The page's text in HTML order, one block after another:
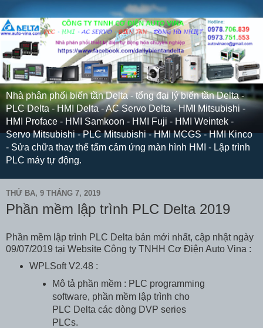
Nhà phân phối biến tần Delta - tổng đại lý biến tần Delta -
PLC Delta - HMI Delta - AC Servo Delta - HMI Mitsubishi -
HMI Proface - HMI Samkoon - HMI Fuji - HMI Weintek -
Servo Mitsubishi - PLC Mitsubishi - HMI MCGS - HMI Kinco
- Sửa chữa thay thế tấm cảm ứng màn hình HMI - Lập trình
PLC máy tự động.
THỨ BA, 9 THÁNG 7, 2019
Phần mềm lập trình PLC Delta 2019
Phần mềm lập trình PLC Delta bản mới nhất, cập nhật ngày
09/07/2019 tại Website Công ty TNHH Cơ Điện Auto Vina :
WPLSoft V2.48 :
Mô tả phần mềm : PLC programming
software, phần mềm lập trình cho
PLC Delta các dòng DVP series
PLCs.